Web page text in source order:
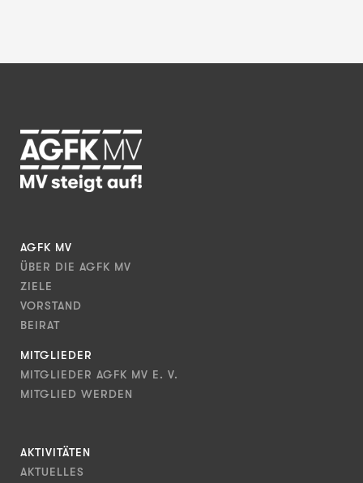
AGFK MV
ÜBER DIE AGFK MV
ZIELE
VORSTAND
BEIRAT
MITGLIEDER
MITGLIEDER AGFK MV E. V.
MITGLIED WERDEN
AKTIVITÄTEN
AKTUELLES